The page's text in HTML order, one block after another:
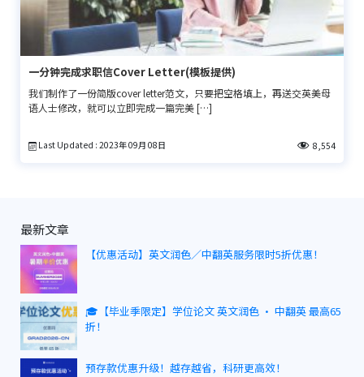
一分钟完成求职信Cover Letter(模板提供)
我们制作了一份简版cover letter范文，只要把空格填上，再送交英美母
语人士修改，就可以立即完成一篇完美 […]
Last Updated : 2023年 09月 08日 8,554
最新文章
【优惠活动】英文润色／中翻英服务限时5折优惠！
🎓【毕业季限定】学位论文 英文润色 · 中翻英 最高65
折！
预存款优惠升级！越存越省，科研更高效！